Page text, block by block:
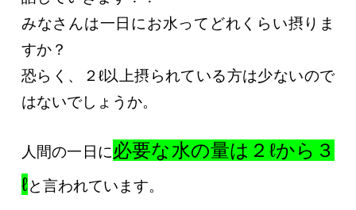
みなさんは一日にお水ってどれくらい摂りま
すか？
恐らく、２ℓ以上摂られている方は少ないので
はないでしょうか。
人間の一日に必要な水の量は２ℓから３
ℓと言われています。